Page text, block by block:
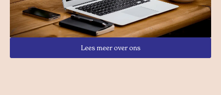
Lees meer over ons